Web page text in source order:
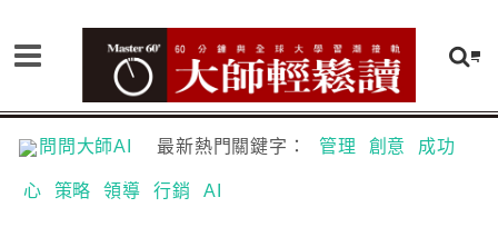
問問大師AI 最新熱門關鍵字： 管理 創意 成功
心 策略 領導 行銷 AI